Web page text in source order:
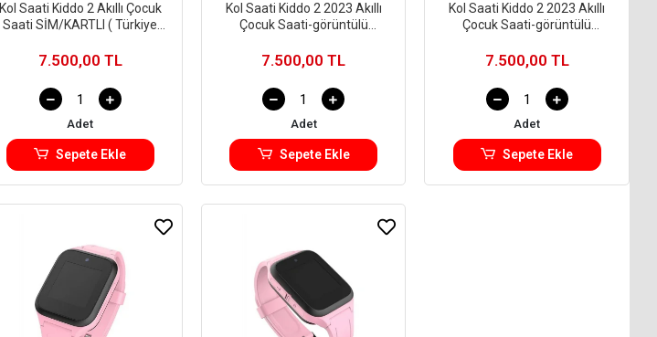
Kol Saati Kiddo 2 Akıllı Çocuk
Saati SİM/KARTLI ( Türkiye
7.500,00 TL
Adet
Sepete Ekle
Kol Saati Kiddo 2 2023 Akıllı
Çocuk Saati-görüntülü
7.500,00 TL
Adet
Sepete Ekle
Kol Saati Kiddo 2 2023 Akıllı
Çocuk Saati-görüntülü
7.500,00 TL
Adet
Sepete Ekle